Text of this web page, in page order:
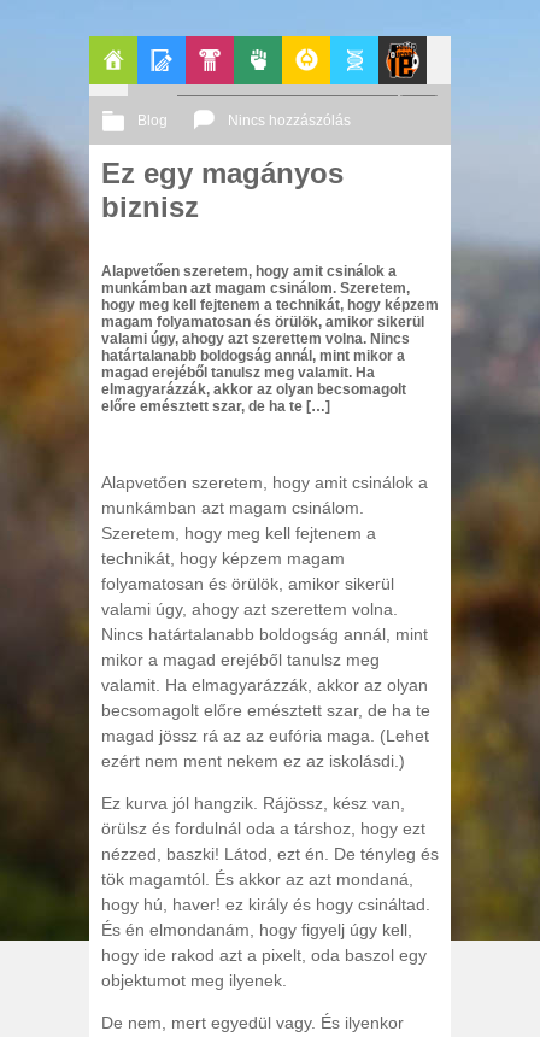
Főoldal Pop-
Blog Nincs hozzászólás
2013 07. 02. Őri András
Ez egy magányos
biznisz
Alapvetően szeretem, hogy amit csinálok a
munkámban azt magam csinálom. Szeretem,
hogy meg kell fejtenem a technikát, hogy képzem
magam folyamatosan és örülök, amikor sikerül
valami úgy, ahogy azt szerettem volna. Nincs
határtalanabb boldogság annál, mint mikor a
magad erejéből tanulsz meg valamit. Ha
elmagyarázzák, akkor az olyan becsomagolt
előre emésztett szar, de ha te […]
Alapvetően szeretem, hogy amit csinálok a
munkámban azt magam csinálom.
Szeretem, hogy meg kell fejtenem a
technikát, hogy képzem magam
folyamatosan és örülök, amikor sikerül
valami úgy, ahogy azt szerettem volna.
Nincs határtalanabb boldogság annál, mint
mikor a magad erejéből tanulsz meg
valamit. Ha elmagyarázzák, akkor az olyan
becsomagolt előre emésztett szar, de ha te
magad jössz rá az az eufória maga. (Lehet
ezért nem ment nekem ez az iskolásdi.)
Ez kurva jól hangzik. Rájössz, kész van,
örülsz és fordulnál oda a társhoz, hogy ezt
nézzed, baszki! Látod, ezt én. De tényleg és
tök magamtól. És akkor az azt mondaná,
hogy hú, haver! ez király és hogy csináltad.
És én elmondanám, hogy figyelj úgy kell,
hogy ide rakod azt a pixelt, oda baszol egy
objektumot meg ilyenek.
De nem, mert egyedül vagy. És ilyenkor